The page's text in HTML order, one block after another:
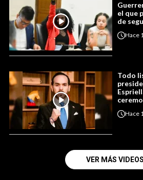
el que
de
Hace
Todo
Hace
VER MÁS VIDEOS